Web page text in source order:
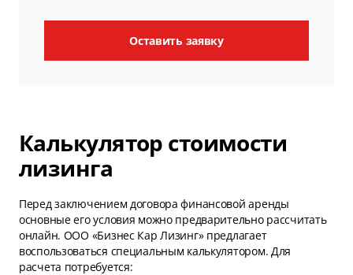
Оставить заявку
Калькулятор стоимости
лизинга
Перед заключением договора финансовой аренды
основные его условия можно предварительно рассчитать
онлайн. ООО «Бизнес Кар Лизинг» предлагает
воспользоваться специальным калькулятором. Для
расчета потребуется: